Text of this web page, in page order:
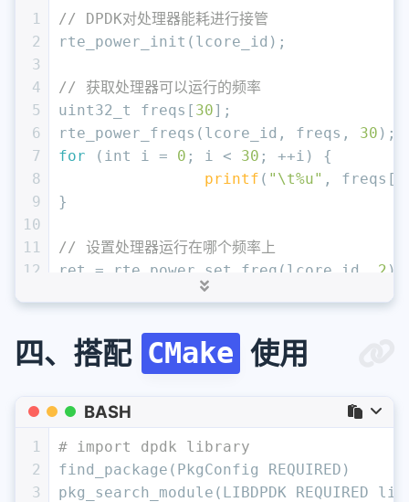
1
2
3
4
5
6
7
8
9
10
11
12
15
// DPDK对处理器能耗进行接管
rte_power_init(lcore_id);
// 获取处理器可以运行的频率
uint32_t
freqs[ 30];
rte_power_freqs(lcore_id, freqs, 30 );
for ( int i = 0 ; i < 30 ; ++i) {
printf ( "\t%u" ,
}
// 设置处理器运行在哪个频率上
ret = rte_power_set_freq(lcore_id, 2 );
rte_power_exit(lcore_id);
四、搭配 CMake 使用
BASH
1
2
3
# import dpdk library
find_package(PkgConfig REQUIRED)
pkg_search_module(LIBDPDK REQUIRED